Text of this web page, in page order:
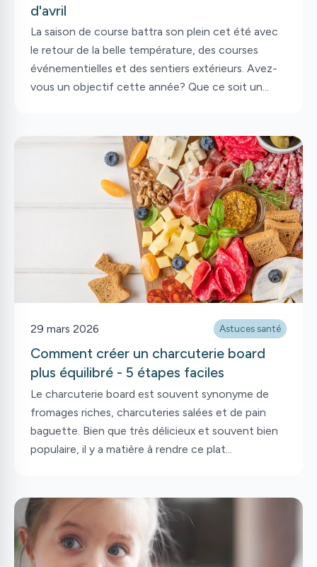
d'avril
La saison de course battra son plein cet été avec
le retour de la belle température, des courses
événementielles et des sentiers extérieurs. Avez-
vous un objectif cette année? Que ce soit un
ou même un demi-marathon), la nutrition y joue
pour beaucoup. D’ailleurs, les entraînements
débutent souvent au printemps afin de bénéficier
de plusieurs semaines de préparation. Vous vous
appliquez à vous entraîner régulièrement, mais
avez-vous pensé à organiser votre nutrition?
29 mars 2026 Astuces santé
Comment créer un charcuterie board
plus équilibré - 5 étapes faciles
Le charcuterie board est souvent synonyme de
fromages riches, charcuteries salées et de pain
baguette. Bien que très délicieux et souvent bien
populaire, il y a matière à rendre ce plat
gourmand d’un charcuterie board tout en le
rendant plus nutritif. Voici comment composer
une version plus équilibrée, simple et rapide à
préparer, en 5 étapes faciles.